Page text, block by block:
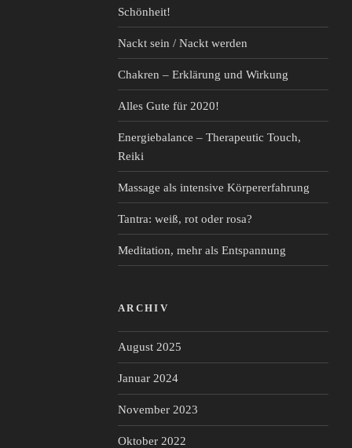
Schönheit!
Nackt sein / Nackt werden
Chakren – Erklärung und Wirkung
Alles Gute für 2020!
Energiebalance – Therapeutic Touch,
Reiki
Massage als intensive Körpererfahrung
Tantra: weiß, rot oder rosa?
Meditation, mehr als Entspannung
ARCHIV
August 2025
Januar 2024
November 2023
Oktober 2022